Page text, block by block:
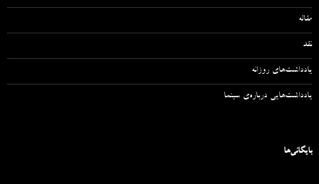
مقاله‌
نقد
یادداشت‌های روزانه
یادداشت‌هایی درباره‌ی سینما
بایگانی‌ها